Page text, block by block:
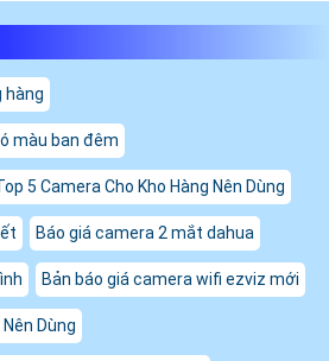
hàng
màu ban đêm
5 Camera Cho Kho Hàng Nên Dùng
Báo giá camera 2 mắt dahua
Bản báo giá camera wifi ezviz mới
Dùng